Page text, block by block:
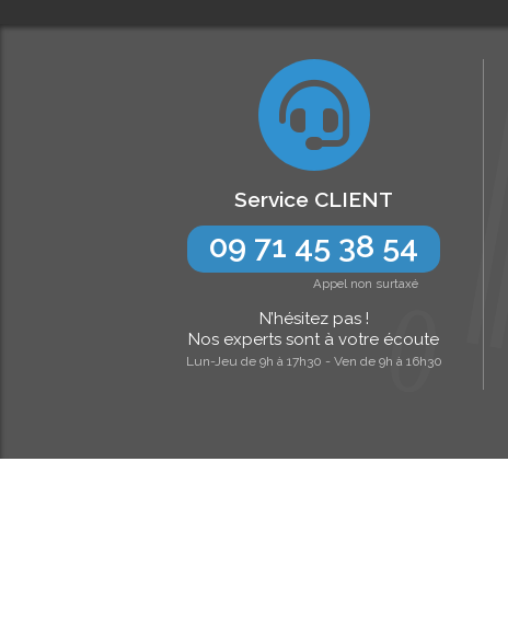
Service CLIENT
09 71 45 38 54
Appel non surtaxé
N’hésitez pas !
Nos experts sont à votre écoute
Lun-Jeu de 9h à 17h30 - Ven de 9h à 16h30